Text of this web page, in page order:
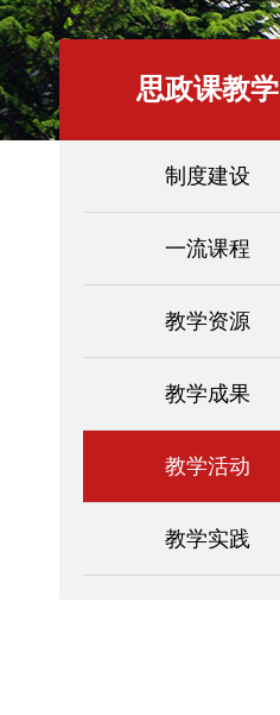
思政课教学
制度建设
一流课程
教学资源
教学成果
教学活动
教学实践